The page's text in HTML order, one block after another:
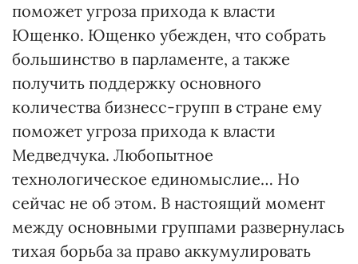
поможет угроза прихода к власти
Ющенко. Ющенко убежден, что собрать
большинство в парламенте, а также
получить поддержку основного
количества бизнесс-групп в стране ему
поможет угроза прихода к власти
Медведчука. Любопытное
технологическое единомыслие… Но
сейчас не об этом. В настоящий момент
между основными группами развернулась
тихая борьба за право аккумулировать